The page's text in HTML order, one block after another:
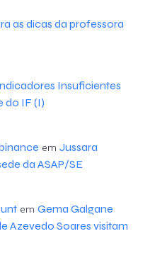
as dicas da professora
Insuficientes
do IF (I)
em Jussara
da ASAP/SE
em Gema Galgane
Azevedo Soares visitam